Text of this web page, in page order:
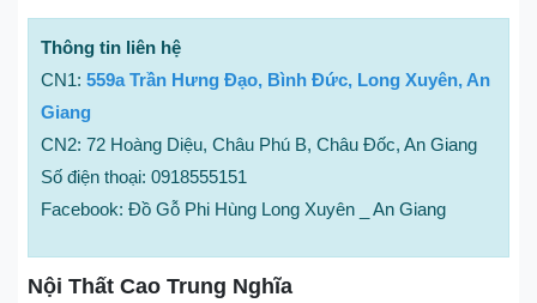
Thông tin liên hệ
CN1: 559a Trần Hưng Đạo, Bình Đức, Long Xuyên, An
Giang
CN2: 72 Hoàng Diệu, Châu Phú B, Châu Đốc, An Giang
Số điện thoại: 0918555151
Facebook: Đồ Gỗ Phi Hùng Long Xuyên _ An Giang
Nội Thất Cao Trung Nghĩa